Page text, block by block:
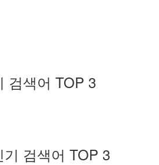
검색어 TOP 3
검색어 TOP 3